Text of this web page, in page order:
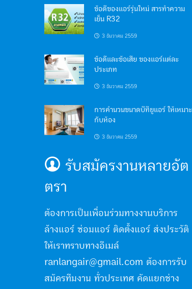
ข้อดีของแอร์รุ่นใหม่ สารทำความ
เย็น R32
3 ธันวาคม 2559
ข้อดีและข้อเสีย ของแอร์แต่ละ
ประเภท
3 ธันวาคม 2559
การคำนวนขนาดบีทียูแอร์ ให้เหมาะ
กับห้อง
3 ธันวาคม 2559
รับสมัครงานหลายอัต
ตรา
ต้องการเป็นเพื่อนร่วมทางงานบริการ
ล้างแอร์ ซ่อมแอร์ ติดตั้งแอร์ ส่งประวัติ
ให้เราทราบทางอีเมล์
ranlangair@gmail.com ต้องการรับ
สมัครทีมงาน ทั่วประเทศ คัดแยกช่าง